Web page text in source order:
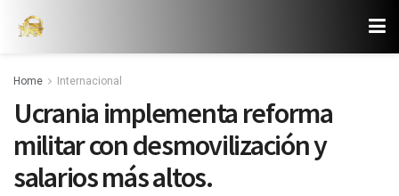
Home Internacional
Ucrania implementa reforma
militar con desmovilización y
salarios más altos.